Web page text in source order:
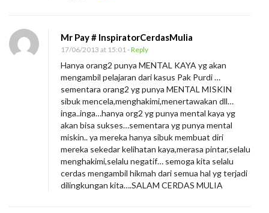
Mr Pay # InspiratorCerdasMulia
17/06/2013 at 15:01- Reply
Hanya orang2 punya MENTAL KAYA yg akan
mengambil pelajaran dari kasus Pak Purdi …
sementara orang2 yg punya MENTAL MISKIN
sibuk mencela,menghakimi,menertawakan dll…
inga..inga…hanya org2 yg punya mental kaya yg
akan bisa sukses…sementara yg punya mental
miskin.. ya mereka hanya sibuk membuat diri
mereka sekedar kelihatan kaya,merasa pintar,selalu
menghakimi,selalu negatif… semoga kita selalu
cerdas mengambil hikmah dari semua hal yg terjadi
dilingkungan kita….SALAM CERDAS MULIA